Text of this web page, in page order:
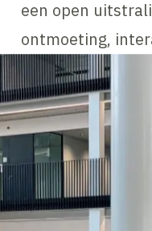
een open
ontmoeting,